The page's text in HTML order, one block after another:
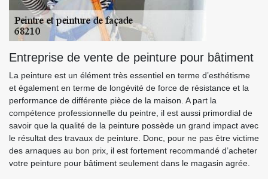
Entreprise de vente de peinture pour bâtiment
La peinture est un élément très essentiel en terme d’esthétisme
et également en terme de longévité de force de résistance et la
performance de différente pièce de la maison. A part la
compétence professionnelle du peintre, il est aussi primordial de
savoir que la qualité de la peinture possède un grand impact avec
le résultat des travaux de peinture. Donc, pour ne pas être victime
des arnaques au bon prix, il est fortement recommandé d’acheter
votre peinture pour bâtiment seulement dans le magasin agrée.